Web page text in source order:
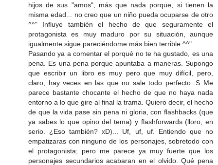
hijos de sus "amos", más que nada porque, si tienen la
misma edad... no creo que un niño pueda ocuparse de otro
^^" Influye también el hecho de que seguramente el
protagonista es muy maduro por su situación, aunque
igualmente sigue pareciéndome más bien terrible ^^"
Pasando ya a comentar el porqué no te ha gustado, es una
pena. Es una pena porque apuntaba a maneras. Supongo
que escribir un libro es muy pero que muy difícil, pero,
claro, hay veces en las que no sale todo perfecto :S Me
parece bastante chocante el hecho de que no haya nada
entorno a lo que gire al final la trama. Quiero decir, el hecho
de que la vida pase sin pena ni gloria, con flashbacks (que
ya sabes lo que opino del tema) y flashforwards (lloro, en
serio. ¿Eso también? xD)... Uf, uf, uf. Entiendo que no
empatizaras con ninguno de los personajes, sobretodo con
el protagonista; pero me parece ya muy fuerte que los
personajes secundarios acabaran en el olvido. Qué pena